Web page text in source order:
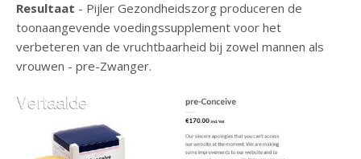
Resultaat - Pijler Gezondheidszorg produceren de
toonaangevende voedingssupplement voor het
verbeteren van de vruchtbaarheid bij zowel mannen als
vrouwen - pre-Zwanger.